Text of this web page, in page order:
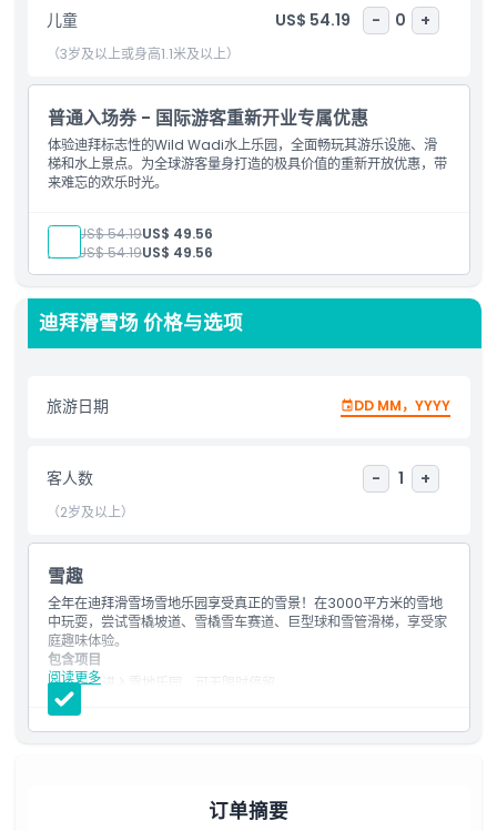
and watery adventures in Dubai. Don't miss the chance to
make lasting memories at two of the city's premier
attractions.
亮点
儿童成人政策
营业时间
取消政策
儿童 US$ 54.19 - 0 +
（3岁及以上或身高1.1米及以上）
普通入场券 - 国际游客重新开业专属优惠
体验迪拜标志性的Wild Wadi水上乐园，全面畅玩其游乐设施、滑
梯和水上景点。为全球游客量身打造的极具价值的重新开放优惠，带
来难忘的欢乐时光。
成人: US$ 54.19US$ 49.56
儿童: US$ 54.19US$ 49.56
迪拜滑雪场 价格与选项
旅游日期 DD MM，YYYY
客人数 - 1 +
（2岁及以上）
雪趣
全年在迪拜滑雪场雪地乐园享受真正的雪景！在3000平方米的雪地
中玩耍，尝试雪橇坡道、雪橇雪车赛道、巨型球和雪管滑梯，享受家
庭趣味体验。
阅读更多
包含项目
单次进入雪地乐园，可无限时停留。
无限次乘坐雪橇雪车、巨型球、碰碰车和雪管滑道。
13岁以下儿童必须佩戴头盔。订单摘要